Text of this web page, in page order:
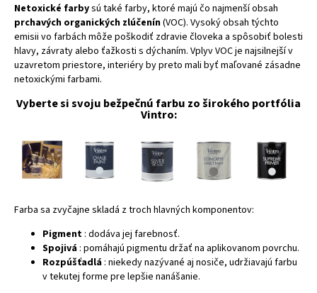
Netoxické farbysú také farby, ktoré majú čo najmenší obsah
prchavých organických zlúčenín(VOC). Vysoký obsah týchto
emisii vo farbách môže poškodiť zdravie človeka a spôsobiť bolesti
hlavy, závraty alebo ťažkosti s dýchaním. Vplyv VOC je najsilnejší v
uzavretom priestore, interiéry by preto mali byť maľované zásadne
netoxickými farbami.
Vyberte si svoju bežpečnú farbu zo širokého portfólia
Vintro:
Farba sa zvyčajne skladá z troch hlavných komponentov:
Pigment : dodáva jej farebnosť.
Spojivá : pomáhajú pigmentu držať na aplikovanom povrchu.
Rozpúšťadlá : niekedy nazývané aj nosiče, udržiavajú farbu
v tekutej forme pre lepšie nanášanie.